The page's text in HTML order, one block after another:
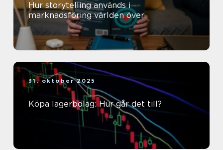
Hur storytelling används i
marknadsföring världen över
31. oktober 2025
Köpa lagerbolag: Hur går det till?